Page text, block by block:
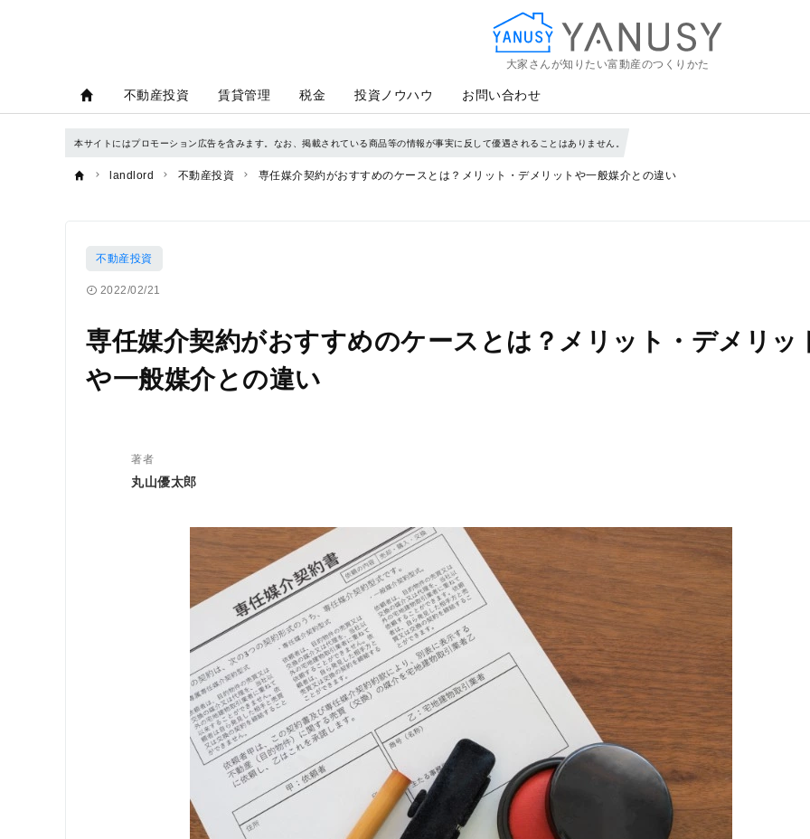
大家さんが知りたい富動産のつくりかた
不動産投資 賃貸管理 税金 投資ノウハウ お問い合わせ
本サイトにはプロモーション広告を含みます。なお、掲載されている商品等の情報が事実に反して優遇されることはありません。
landlord 不動産投資 専任媒介契約がおすすめのケースとは？メリット・デメリットや一般媒介との違い
不動産投資
2022/02/21
専任媒介契約がおすすめのケースとは？メリット・デメリッ
や一般媒介との違い
著者
丸山優太郎